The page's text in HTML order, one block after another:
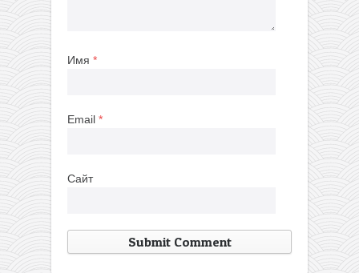
Имя *
Email *
Сайт